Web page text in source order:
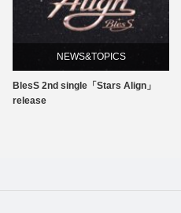
NEWS&TOPICS
BlesS 2nd single「Stars Align」
release